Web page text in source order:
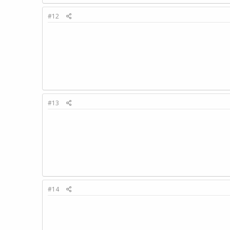
#12
#13
#14